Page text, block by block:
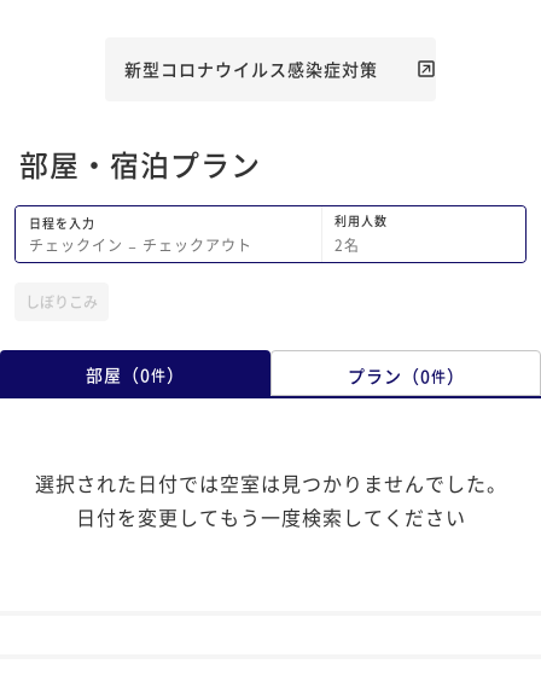
新型コロナウイルス感染症対策
部屋・宿泊プラン
日程を入力
チェックイン − チェックアウト
利用人数
2名
しぼりこみ
部屋 （0件） プラン （0件）
選択された日付では空室は見つかりませんでした。
日付を変更してもう一度検索してください